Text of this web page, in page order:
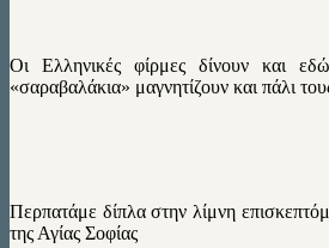
Οι Ελληνικές φίρμες δίνουν και
«σαραβαλάκια» μαγνητίζουν και πάλι
Περπατάμε δίπλα στην λίμνη
της Αγίας Σοφίας